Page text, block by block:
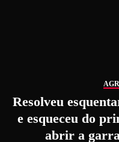
Resolveu
e esqueceu do
abrir a